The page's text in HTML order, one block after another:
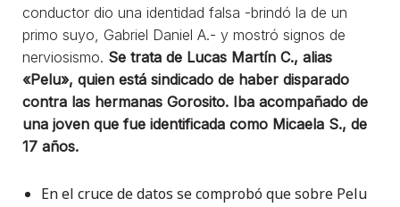
conductor dio una identidad falsa -brindó la de un
primo suyo, Gabriel Daniel A.- y mostró signos de
nerviosismo. Se trata de Lucas Martín C., alias
«Pelu», quien está sindicado de haber disparado
contra las hermanas Gorosito. Iba acompañado de
una joven que fue identificada como Micaela S., de
17 años.
En el cruce de datos se comprobó que sobre Pelu